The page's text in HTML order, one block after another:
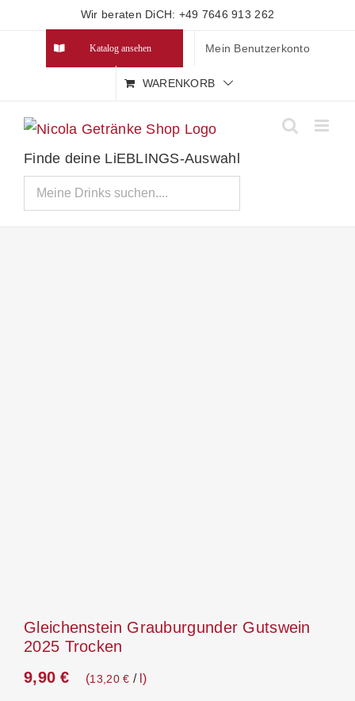
Wir beraten DiCH: +49 7646 913 262
Katalog ansehen Mein Benutzerkonto
WARENKORB
Finde deine LiEBLINGS-Auswahl
Gleichenstein Grauburgunder Gutswein
2025 Trocken
9,90€ 13,20€ / l